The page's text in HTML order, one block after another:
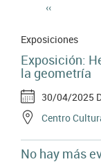
Paginación
‹‹
Exposiciones
Exposición:
la geometría
30/04/2025
Centro
No hay más